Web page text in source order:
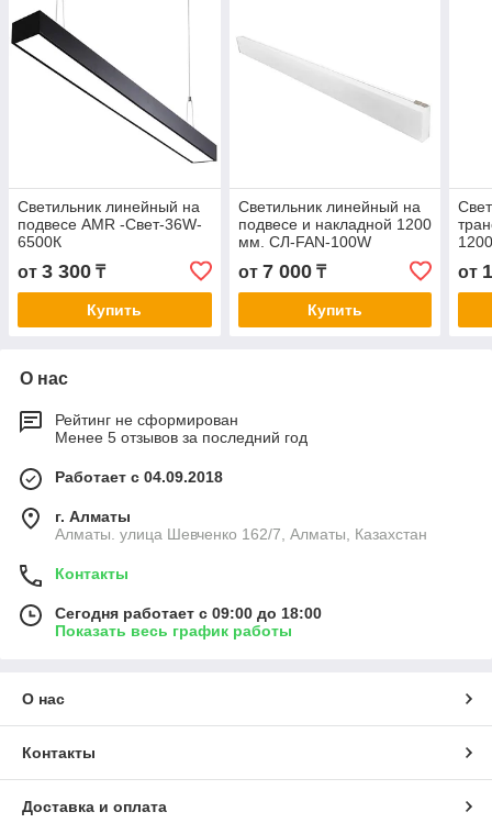
Светильник линейный на
подвесе AMR -Свет-36W-
6500К
от 3 300 ₸
Купить
Светильник линейный на
подвесе и накладной 1200
мм. СЛ-FAN-100W
от 7 000₸
Купить
от
О нас
Рейтинг не сформирован
Менее 5 отзывов за последний год
Работает с 04.09.2018
г. Алматы
Алматы. улица Шевченко 162/7, Алматы, Казахстан
Контакты
Сегодня работает с 09:00 до 18:00
Показать весь график работы
О нас
Контакты
Доставка и оплата